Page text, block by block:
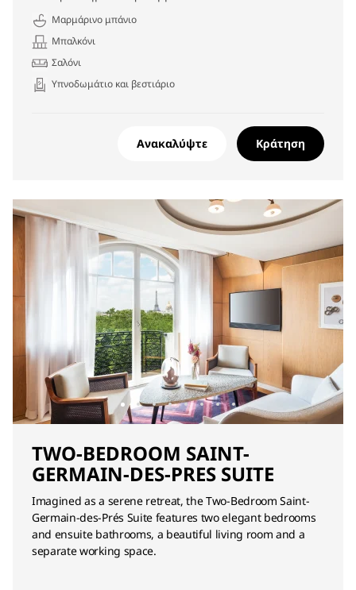
Μαρμάρινο μπάνιο
Μπαλκόνι
Σαλόνι
Υπνοδωμάτιο και βεστιάριο
Ανακαλύψτε Κράτηση
TWO-BEDROOM SAINT-
GERMAIN-DES-PRES SUITE
Imagined as a serene retreat, the Two-Bedroom Saint-
Germain-des-Prés Suite features two elegant bedrooms
and ensuite bathrooms, a beautiful living room and a
separate working space.